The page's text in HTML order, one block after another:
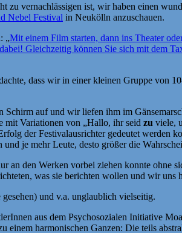
vernachlässigen ist, wir haben einen
Nebel Festival in Neukölln anzuschauen.
„Mit einem Film starten, dann ins Theater
Gleichzeitig können Sie sich mit dem
dass wir in einer kleinen Gruppe von
auf und wir liefen ihm im
mit Variationen von „Hallo, ihr seid zu viele,
der Festivalausrichter gedeutet werden
je mehr Leute, desto größer die
den Werken vorbei ziehen konnte ohne
was sie berichten wollen und wir
und v.a. unglaublich vielseitig.
aus dem Psychosozialen Initiative
harmonischen Ganzen: Die teils